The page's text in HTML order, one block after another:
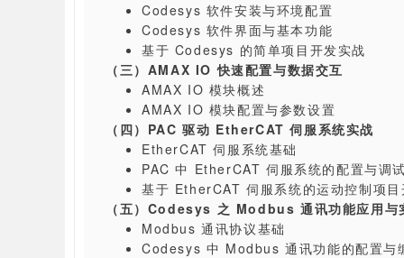
Codesys 软件安装与环境配置
Codesys 软件界面与基本功能
基于 Codesys 的简单项目开发实战
（三）AMAX IO 快速配置与数据交互
AMAX IO 模块概述
AMAX IO 模块配置与参数设置
（四）PAC 驱动 EtherCAT 伺服系统实战
EtherCAT 伺服系统基础
PAC 中 EtherCAT 伺服系统的配置与调
基于 EtherCAT 伺服系统的运动控制项目
（五）Codesys 之 Modbus 通讯功能应用与
Modbus 通讯协议基础
Codesys 中 Modbus 通讯功能的配置与